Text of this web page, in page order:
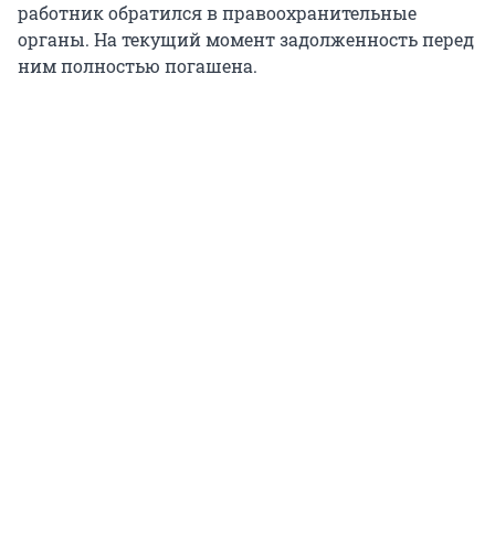
работник обратился в правоохранительные
органы. На текущий момент задолженность перед
ним полностью погашена.